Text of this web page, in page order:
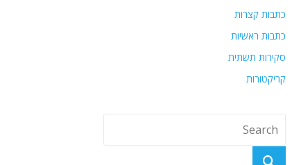
כתבות קצרות
כתבות ראשיות
סקירות תשתית
קריקטורות